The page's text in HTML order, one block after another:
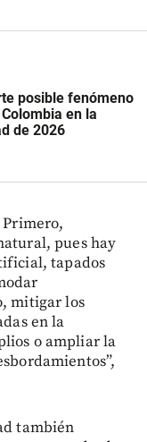
posible fenómeno
en la
de 2026
pues hay
tapados
mitigar los
en la
o ampliar la
también